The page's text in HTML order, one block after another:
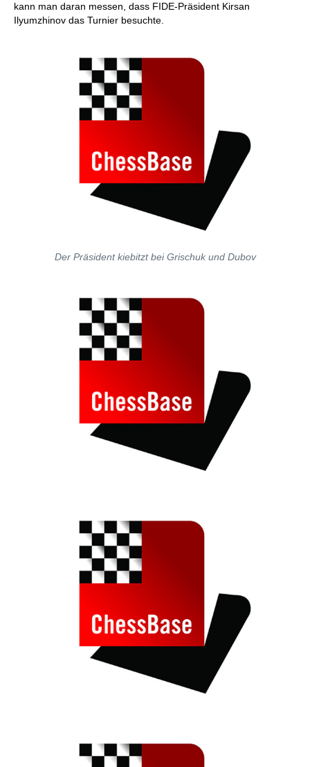
kann man daran messen, dass FIDE-Präsident Kirsan
Ilyumzhinov das Turnier besuchte.
Der Präsident kiebitzt bei Grischuk und Dubov